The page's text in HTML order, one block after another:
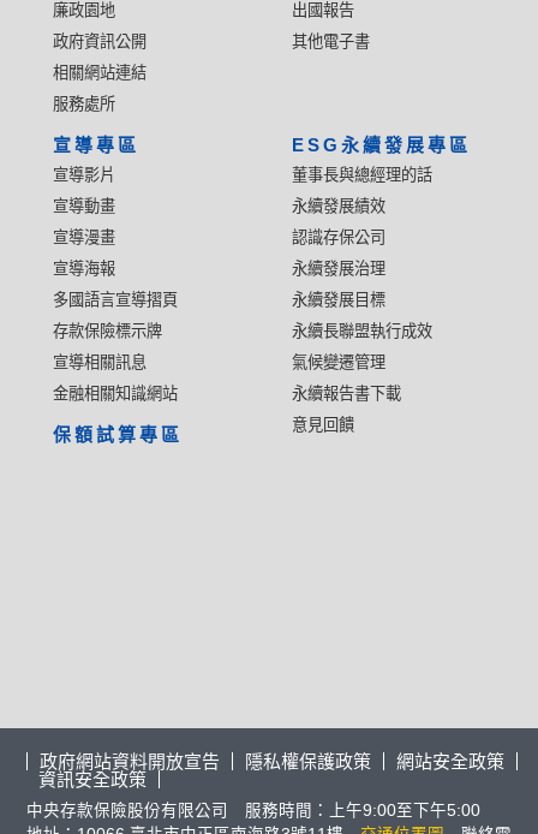
廉政園地
政府資訊公開
相關網站連結
服務處所
出國報告
其他電子書
宣導專區
宣導影片
宣導動畫
宣導漫畫
宣導海報
多國語言宣導摺頁
存款保險標示牌
宣導相關訊息
金融相關知識網站
ESG永續發展專區
董事長與總經理的話
永續發展績效
認識存保公司
永續發展治理
永續發展目標
永續長聯盟執行成效
氣候變遷管理
永續報告書下載
意見回饋
保額試算專區
政府網站資料開放宣告 隱私權保護政策
網站安全政策
資訊安全政策
中央存款保險股份有限公司 服務時間：上午9:00至下午5:00